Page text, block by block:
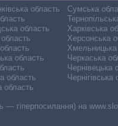
область
область
область
область
область
Сумська
Харківська
Херсонська
Хмельницька
Черкаська
Чернівецька
Чернігівська
— гіперпосилання) на